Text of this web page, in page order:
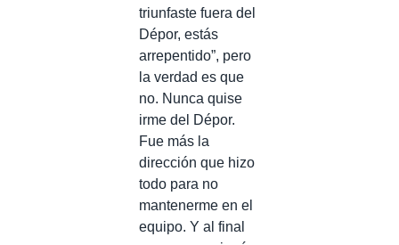
triunfaste fuera del
Dépor, estás
arrepentido”, pero
la verdad es que
no. Nunca quise
irme del Dépor.
Fue más la
dirección que hizo
todo para no
mantenerme en el
equipo. Y al final